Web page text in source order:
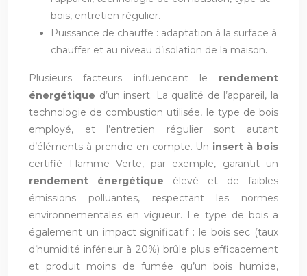
bois, entretien régulier.
Puissance de chauffe : adaptation à la surface à
chauffer et au niveau d’isolation de la maison.
Plusieurs facteurs influencent le rendement
énergétique d’un insert. La qualité de l’appareil, la
technologie de combustion utilisée, le type de bois
employé, et l’entretien régulier sont autant
d’éléments à prendre en compte. Un insert à bois
certifié Flamme Verte, par exemple, garantit un
rendement énergétique élevé et de faibles
émissions polluantes, respectant les normes
environnementales en vigueur. Le type de bois a
également un impact significatif : le bois sec (taux
d’humidité inférieur à 20%) brûle plus efficacement
et produit moins de fumée qu’un bois humide,